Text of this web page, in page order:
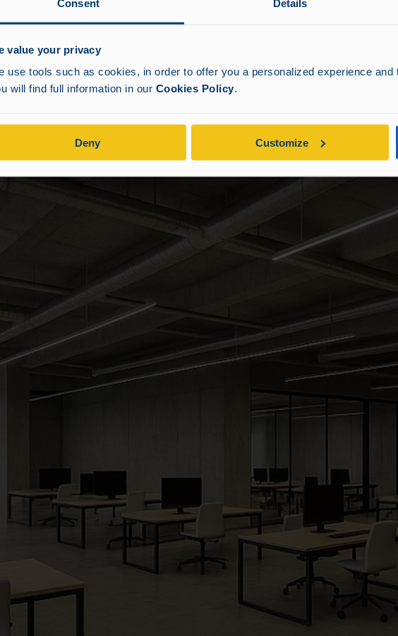
Consent Details
value your privacy
use tools such as cookies, in order to offer you a personalized experience
will find full information in our Cookies Policy.
Deny Customize